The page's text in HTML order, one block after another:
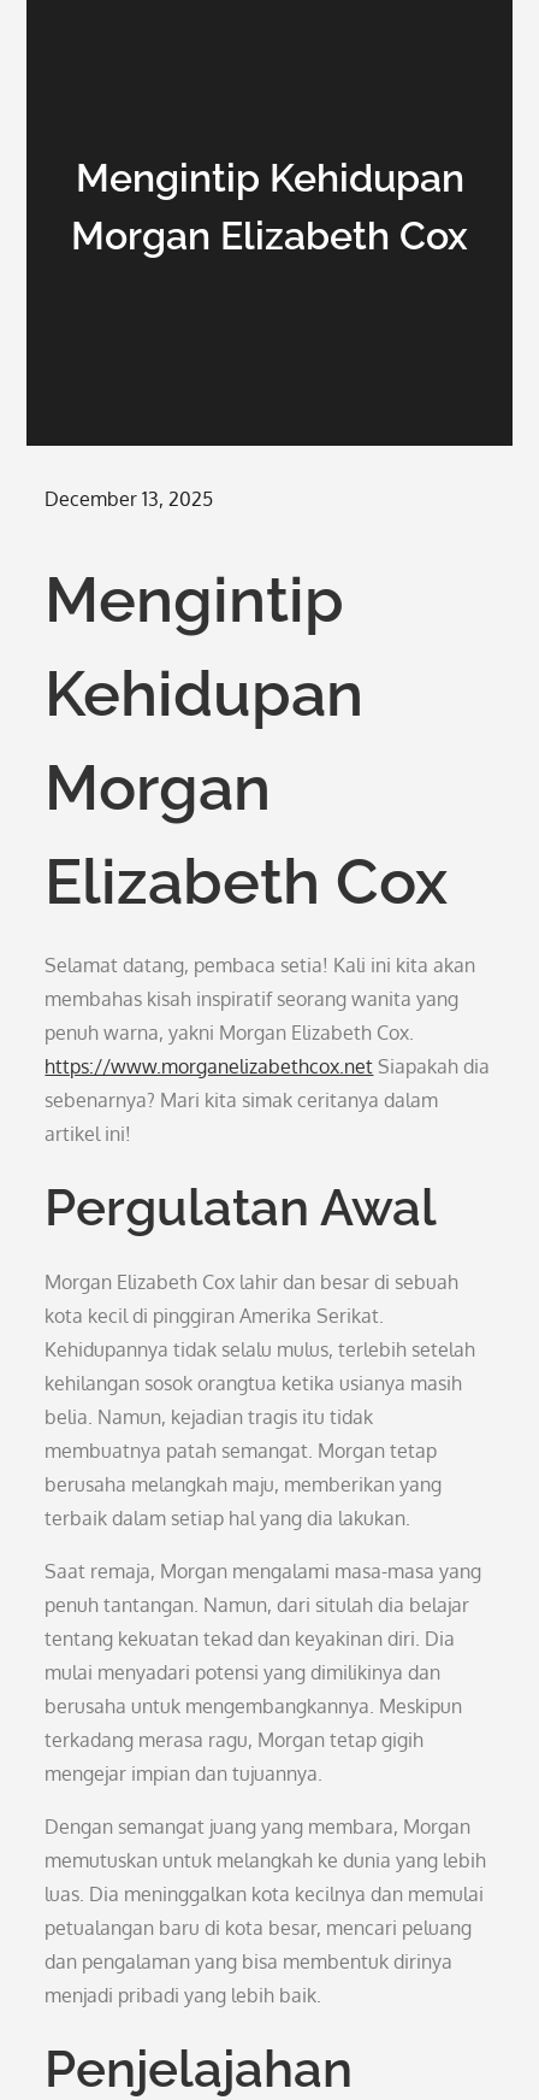
Mengintip Kehidupan
Morgan Elizabeth Cox
Posted
December 13, 2025
Mengintip
Kehidupan
Morgan
Elizabeth Cox
Selamat datang, pembaca setia! Kali ini kita akan
membahas kisah inspiratif seorang wanita yang
penuh warna, yakni Morgan Elizabeth Cox.
https://www.morganelizabethcox.net Siapakah dia
sebenarnya? Mari kita simak ceritanya dalam
artikel ini!
Pergulatan Awal
Morgan Elizabeth Cox lahir dan besar di sebuah
kota kecil di pinggiran Amerika Serikat.
Kehidupannya tidak selalu mulus, terlebih setelah
kehilangan sosok orangtua ketika usianya masih
belia. Namun, kejadian tragis itu tidak
membuatnya patah semangat. Morgan tetap
berusaha melangkah maju, memberikan yang
terbaik dalam setiap hal yang dia lakukan.
Saat remaja, Morgan mengalami masa-masa yang
penuh tantangan. Namun, dari situlah dia belajar
tentang kekuatan tekad dan keyakinan diri. Dia
mulai menyadari potensi yang dimilikinya dan
berusaha untuk mengembangkannya. Meskipun
terkadang merasa ragu, Morgan tetap gigih
mengejar impian dan tujuannya.
Dengan semangat juang yang membara, Morgan
memutuskan untuk melangkah ke dunia yang lebih
luas. Dia meninggalkan kota kecilnya dan memulai
petualangan baru di kota besar, mencari peluang
dan pengalaman yang bisa membentuk dirinya
menjadi pribadi yang lebih baik.
Penjelajahan